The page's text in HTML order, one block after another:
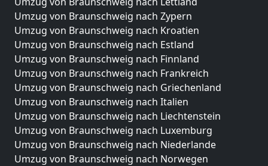
Umzug von Braunschweig nach Zypern
Umzug von Braunschweig nach Kroatien
Umzug von Braunschweig nach Estland
Umzug von Braunschweig nach Finnland
Umzug von Braunschweig nach Frankreich
Umzug von Braunschweig nach Griechenland
Umzug von Braunschweig nach Italien
Umzug von Braunschweig nach Liechtenstein
Umzug von Braunschweig nach Luxemburg
Umzug von Braunschweig nach Niederlande
Umzug von Braunschweig nach Norwegen